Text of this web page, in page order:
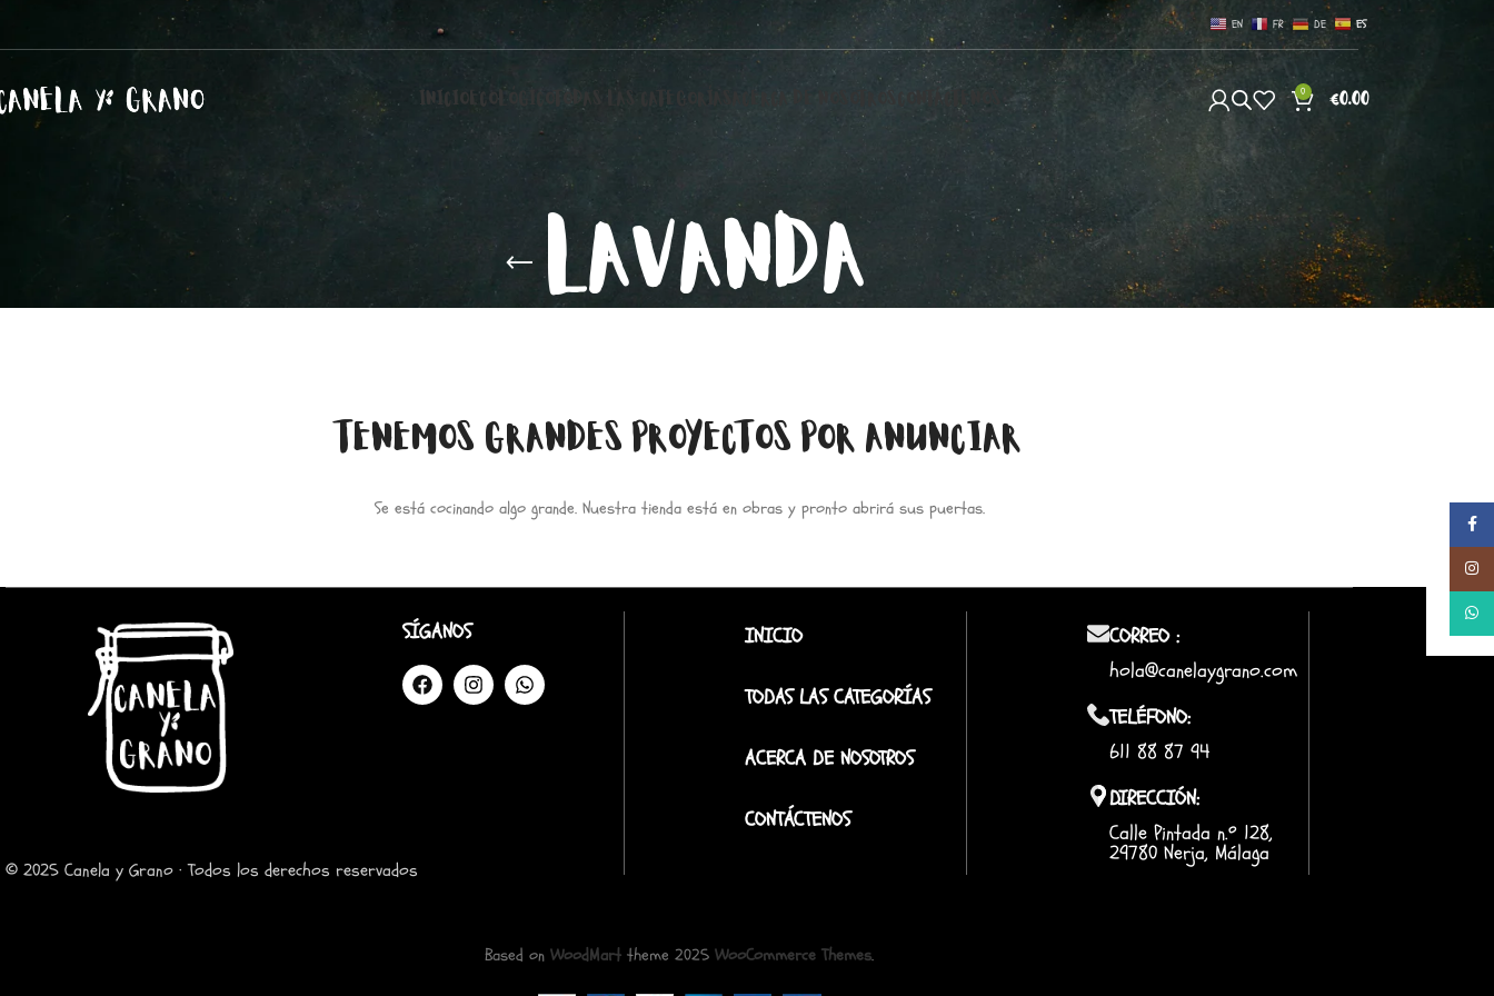
EN FR DE ES
INICIO CONTÁCTENOS 0 €0.00
LAVANDA
TENEMOS GRANDES PROYECTOS POR ANUNCIAR
Se está cocinando algo grande. Nuestra tienda está en obras y pronto abrirá sus puertas.
SÍGANOS INICIO
TODAS LAS CATEGORÍAS
ACERCA DE NOSOTROS
CONTÁCTENOS
CORREO :
hola@canelaygrano.com
TELÉFONO:
611 88 87 94
DIRECCIÓN:
Calle Pintada n.º 128,
29780 Nerja, Málaga
© 2025 Canela y Grano · Todos los derechos reservados
Based on WoodMart theme 2025 WooCommerce Themes.